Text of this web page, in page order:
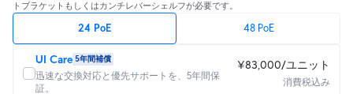
トブラケットもしくはカンチレバーシェルフが必要です。
24 PoE 48 PoE
UI Care 5年間補償
迅速な交換対応と優先サポートを、5年間保
証。
¥83,000/ユニット
消費税込み